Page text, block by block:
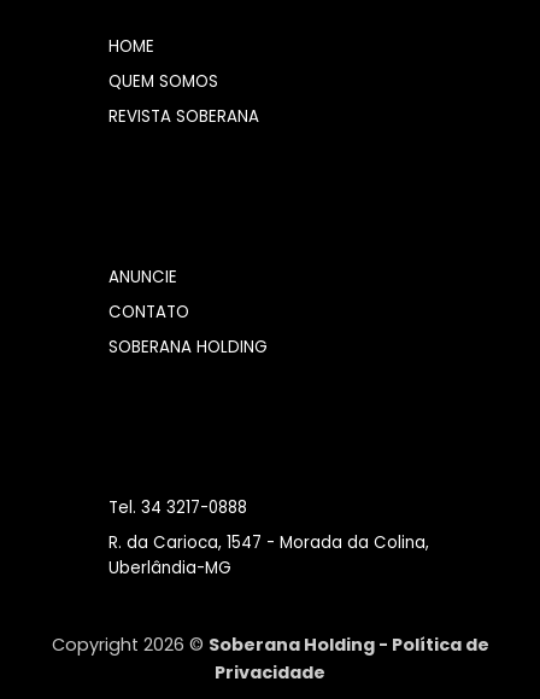
HOME
QUEM SOMOS
REVISTA SOBERANA
ANUNCIE
CONTATO
SOBERANA HOLDING
Tel. 34 3217-0888
R. da Carioca, 1547 - Morada da Colina,
Uberlândia-MG
Copyright 2026 © Soberana Holding - Política de
Privacidade